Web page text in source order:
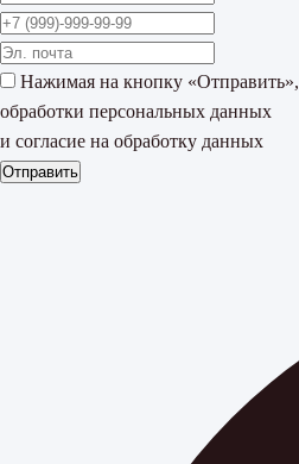
Нажимая на кнопку
обработки персональных данных
и согласие на обработку данных
Отправить